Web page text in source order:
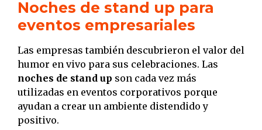
Noches de stand up para
eventos empresariales
Las empresas también descubrieron el valor del
humor en vivo para sus celebraciones. Las
noches de stand up son cada vez más
utilizadas en eventos corporativos porque
ayudan a crear un ambiente distendido y
positivo.